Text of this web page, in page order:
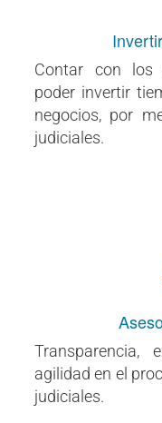
Contar con los
poder invertir
negocios, por
judiciales.
Transparencia,
agilidad en el
judiciales.